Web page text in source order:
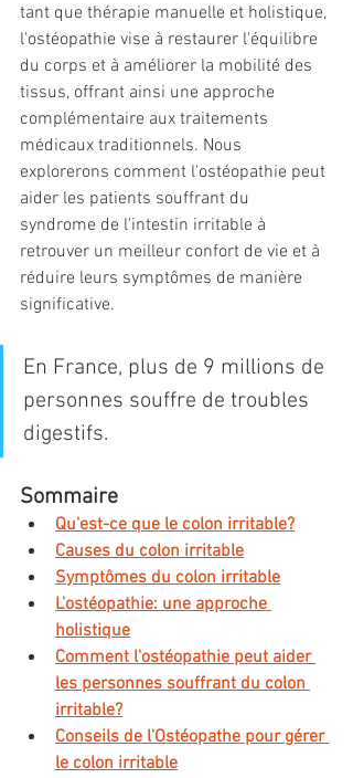
tant que thérapie manuelle et holistique,
l'ostéopathie vise à restaurer l'équilibre
du corps et à améliorer la mobilité des
tissus, offrant ainsi une approche
complémentaire aux traitements
médicaux traditionnels. Nous
explorerons comment l'ostéopathie peut
aider les patients souffrant du
syndrome de l'intestin irritable à
retrouver un meilleur confort de vie et à
réduire leurs symptômes de manière
significative.
En France, plus de 9 millions de
personnes souffre de troubles
digestifs.
Sommaire
Qu'est-ce que le colon irritable?
Causes du colon irritable
Symptômes du colon irritable
L'ostéopathie: une approche
holistique
Comment l'ostéopathie peut aider
les personnes souffrant du colon
irritable?
Conseils de l'Ostéopathe pour gérer
le colon irritable